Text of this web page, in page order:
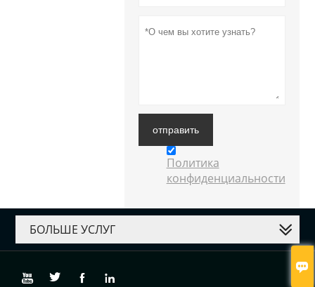

отправить
Политика
конфиденциальности
БОЛЬШЕ УСЛУГ
   